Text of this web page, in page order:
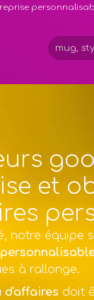
et
notre équipe
à rallonge.
d'affaires doit